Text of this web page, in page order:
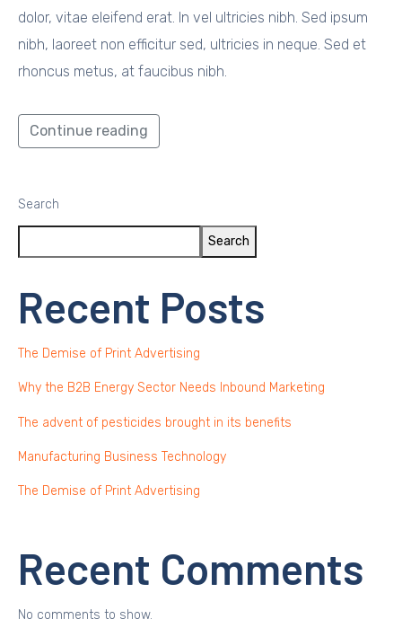
dolor, vitae eleifend erat. In vel ultricies nibh. Sed ipsum
nibh, laoreet non efficitur sed, ultricies in neque. Sed et
rhoncus metus, at faucibus nibh.
Continue reading
Search
Search
Recent Posts
The Demise of Print Advertising
Why the B2B Energy Sector Needs Inbound Marketing
The advent of pesticides brought in its benefits
Manufacturing Business Technology
The Demise of Print Advertising
Recent Comments
No comments to show.